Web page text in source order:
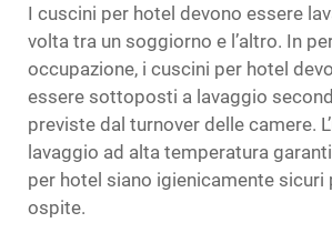
I cuscini per hotel devono essere
volta tra un soggiorno e l’altro. In
occupazione, i cuscini per hotel
essere sottoposti a lavaggio
previste dal turnover delle camere.
lavaggio ad alta temperatura
per hotel siano igienicamente sicuri
ospite.